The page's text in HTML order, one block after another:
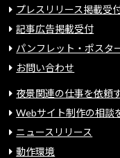
プレスリリース掲載受
記事広告掲載受付
パンフレット・ポスタ
お問い合わせ
夜景関連の仕事を依頼
Webサイト制作の相談
ニュースリリース
動作環境